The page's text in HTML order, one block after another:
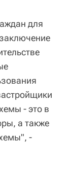
для
- это в
а также
-